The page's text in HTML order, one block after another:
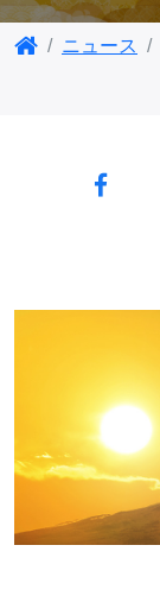
ニュース